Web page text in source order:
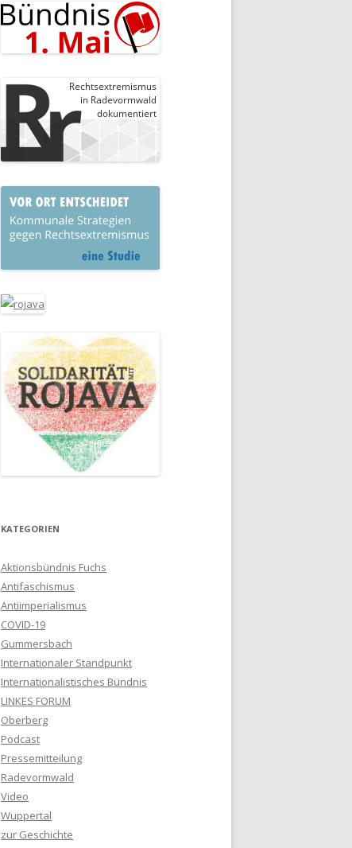
KATEGORIEN
Aktionsbündnis Fuchs
Antifaschismus
Antiimperialismus
COVID-19
Gummersbach
Internationaler Standpunkt
Internationalistisches Bündnis
LINKES FORUM
Oberberg
Podcast
Pressemitteilung
Radevormwald
Video
Wuppertal
zur Geschichte